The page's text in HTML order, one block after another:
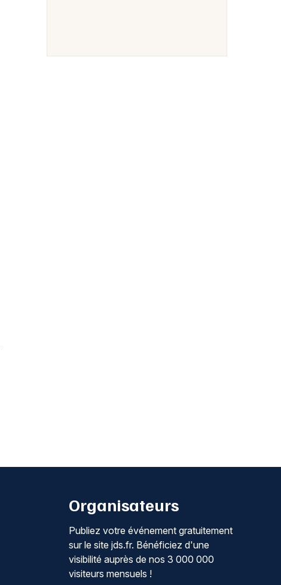
Organisateurs
Publiez votre événement gratuitement
sur le site jds.fr. Bénéficiez d'une
visibilité auprès de nos 3 000 000
visiteurs mensuels !